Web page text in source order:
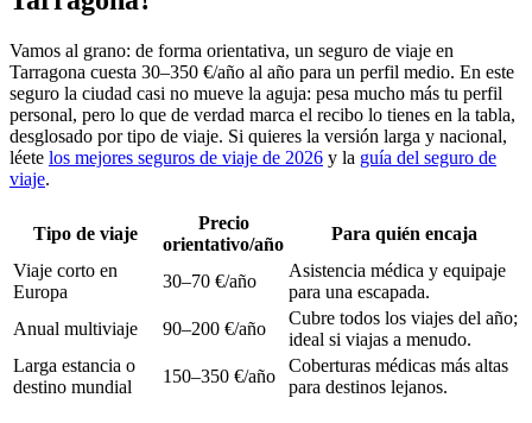
Vamos al grano: de forma orientativa, un seguro de viaje en
Tarragona cuesta 30–350 €/año al año para un perfil medio. En este
seguro la ciudad casi no mueve la aguja: pesa mucho más tu perfil
personal, pero lo que de verdad marca el recibo lo tienes en la tabla,
desglosado por tipo de viaje. Si quieres la versión larga y nacional,
léete los mejores seguros de viaje de 2026 y la guía del seguro de
viaje.
Tipo de viaje
Precio
orientativo/año
Para quién encaja
Viaje corto en
Europa
30–70 €/año
Asistencia médica y equipaje
para una escapada.
Anual multiviaje
90–200 €/año
Cubre todos los viajes del año;
ideal si viajas a menudo.
Larga estancia o
destino mundial
150–350 €/año
Coberturas médicas más altas
para destinos lejanos.